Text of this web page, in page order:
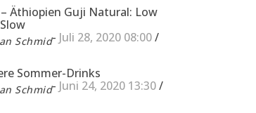
Äthiopien Guji Natural: Low
- Juli 28, 2020 08:00/
Schmid
Sommer-Drinks
- Juni 24, 2020 13:30/
Schmid